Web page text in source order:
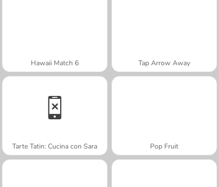
Hawaii Match 6 Tap Arrow Away
Tarte Tatin: Cucina con Sara Pop Fruit